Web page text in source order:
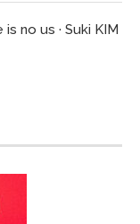
no us · Suki KIM